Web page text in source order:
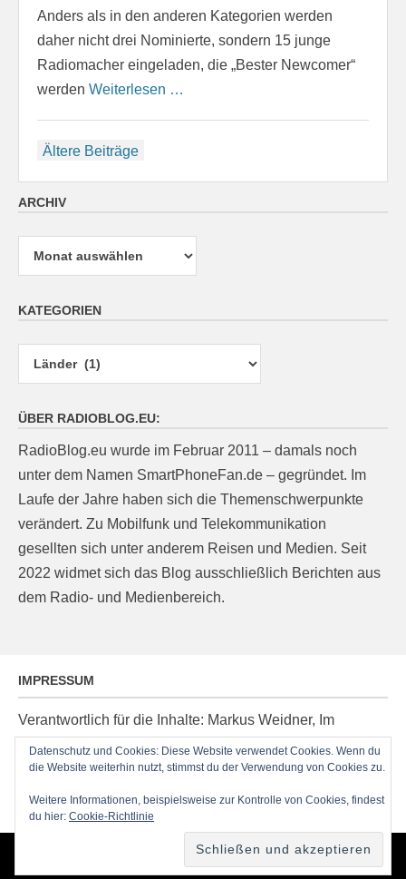
Anders als in den anderen Kategorien werden
daher nicht drei Nominierte, sondern 15 junge
Radiomacher eingeladen, die „Bester Newcomer“
werden Weiterlesen …
Beitragsnavigation
Ältere Beiträge
ARCHIV
Archiv
KATEGORIEN
ÜBER RADIOBLOG.EU:
RadioBlog.eu wurde im Februar 2011 – damals noch
unter dem Namen SmartPhoneFan.de – gegründet. Im
Laufe der Jahre haben sich die Themenschwerpunkte
verändert. Zu Mobilfunk und Telekommunikation
gesellten sich unter anderem Reisen und Medien. Seit
2022 widmet sich das Blog ausschließlich Berichten aus
dem Radio- und Medienbereich.
IMPRESSUM
Verantwortlich für die Inhalte: Markus Weidner, Im
Ziegelacker 20, D-63599 Biebergemünd, E-Mail:
post@radioblog.eu
Technik und Administration: Thomas Michel
Catch Themes
Datenschutz und Cookies: Diese Website verwendet Cookies. Wenn du
die Website weiterhin nutzt, stimmst du der Verwendung von Cookies zu.
Weitere Informationen, beispielsweise zur Kontrolle von Cookies, findest
du hier: Cookie-Richtlinie